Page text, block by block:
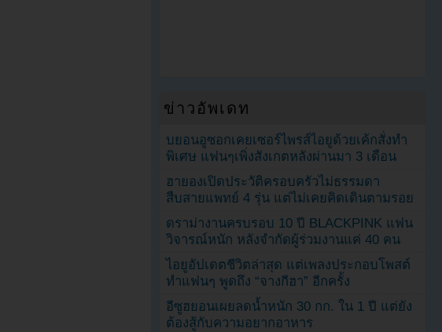
ข่าวอัพเดท
บยอนอูซอกเคยเซอร์ไพรส์ไอยูด้วยเค้กสั่งทำ
พิเศษ แฟนๆเพิ่งสังเกตหลังผ่านมา 3 เดือน
ฮายองเปิดประวัติครอบครัวไม่ธรรมดา
สืบสายแพทย์ 4 รุ่น แต่ไม่เคยคิดเดินตามรอย
ดราม่างานครบรอบ 10 ปี BLACKPINK แฟน
วิจารณ์หนัก หลังจำกัดผู้ร่วมงานแค่ 40 คน
ไอยูอัปเดตชีวิตล่าสุด แต่เพลงประกอบโพสต์
ทำแฟนๆ พูดถึง “จางกีฮา” อีกครั้ง
อีซูฮยอนเผยลดน้ำหนัก 30 กก. ใน 1 ปี แต่ยัง
ต้องสู้กับความอยากอาหาร